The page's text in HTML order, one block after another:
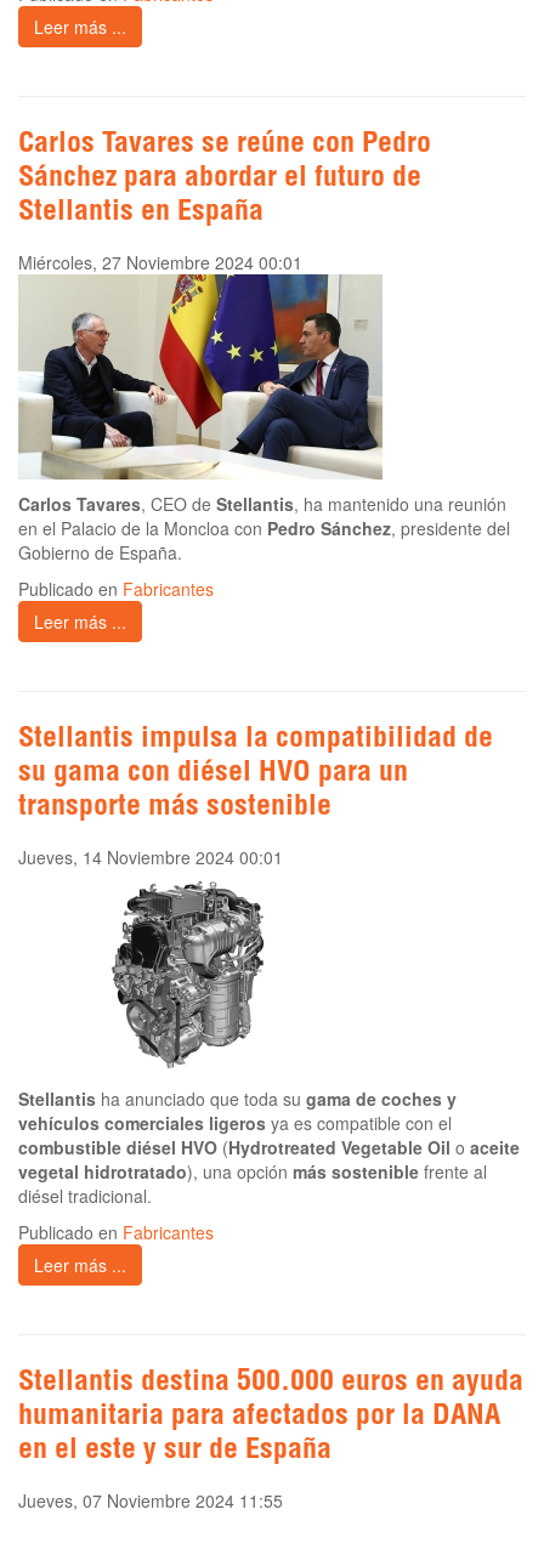
Leer más ...
Carlos Tavares se reúne con Pedro
Sánchez para abordar el futuro de
Stellantis en España
Miércoles, 27 Noviembre 2024 00:01
Carlos Tavares, CEO de Stellantis, ha mantenido una reunión
en el Palacio de la Moncloa con Pedro Sánchez, presidente del
Gobierno de España.
Publicado en Fabricantes
Leer más ...
Stellantis impulsa la compatibilidad de
su gama con diésel HVO para un
transporte más sostenible
Jueves, 14 Noviembre 2024 00:01
Stellantis ha anunciado que toda su gama de coches y
vehículos comerciales ligeros ya es compatible con el
combustible diésel HVO (Hydrotreated Vegetable Oil o aceite
vegetal hidrotratado), una opción más sostenible frente al
diésel tradicional.
Publicado en Fabricantes
Leer más ...
Stellantis destina 500.000 euros en ayuda
humanitaria para afectados por la DANA
en el este y sur de España
Jueves, 07 Noviembre 2024 11:55